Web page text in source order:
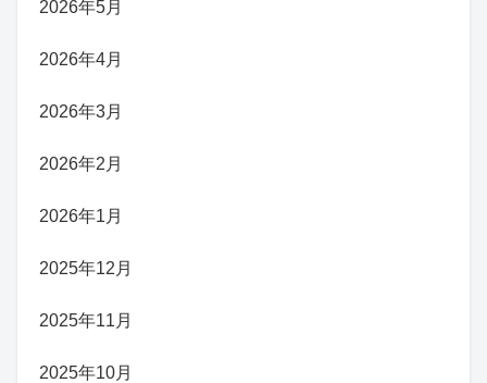
2026年5月
2026年4月
2026年3月
2026年2月
2026年1月
2025年12月
2025年11月
2025年10月